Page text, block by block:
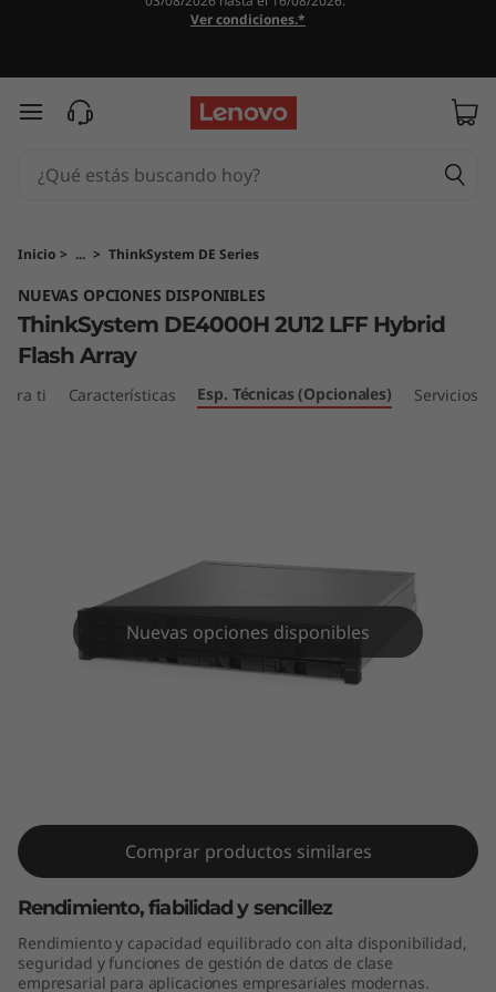
a
d
e
d
o
d
Ver condiciones.*
Ir al contenido principal
Inicio > ... > ThinkSystem DE Series
NUEVAS OPCIONES DISPONIBLES
ThinkSystem DE4000H 2U12 LFF Hybrid
Flash Array
ti Características Esp. Técnicas (Opcionales) Servicios
Nuevas opciones disponibles
Comprar productos similares
Rendimiento, fiabilidad y sencillez
Rendimiento y capacidad equilibrado con alta disponibilidad,
seguridad y funciones de gestión de datos de clase
empresarial para aplicaciones empresariales modernas.